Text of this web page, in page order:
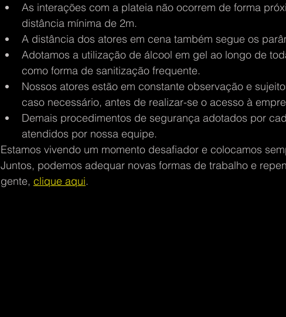
As interações com a plateia não ocorrem de forma
distância mínima de 2m.
A distância dos atores em cena também segue os
Adotamos a utilização de álcool em gel ao longo de
como forma de sanitização frequente.
Nossos atores estão em constante observação e
caso necessário, antes de realizar-se o acesso à
Demais procedimentos de segurança adotados por
atendidos por nossa equipe.
Estamos vivendo um momento desafiador e colocamos
Juntos, podemos adequar novas formas de trabalho e
gente, clique aqui.